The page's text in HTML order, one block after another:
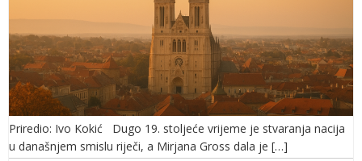
Priredio: Ivo Kokić Dugo 19. stoljeće vrijeme je stvaranja nacija
u današnjem smislu riječi, a Mirjana Gross dala je […]